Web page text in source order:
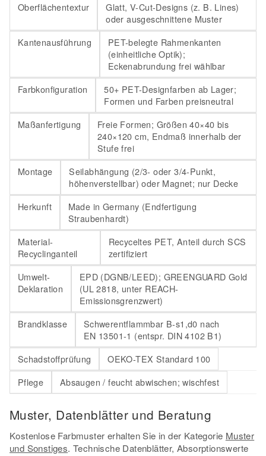
Oberflächentextur
Glatt, V-Cut-Designs (z. B. Lines)
oder ausgeschnittene Muster
Kantenausführung
PET-belegte Rahmenkanten
(einheitliche Optik);
Eckenabrundung frei wählbar
Farbkonfiguration
50+ PET-Designfarben ab Lager;
Formen und Farben preisneutral
Maßanfertigung
Freie Formen; Größen 40×40 bis
240×120 cm, Endmaß innerhalb der
Stufe frei
Montage
Seilabhängung (2/3- oder 3/4-Punkt,
höhenverstellbar) oder Magnet; nur Decke
Herkunft
Made in Germany (Endfertigung
Straubenhardt)
Material-
Recyclinganteil
Recyceltes PET, Anteil durch SCS
zertifiziert
Umwelt-
Deklaration
EPD (DGNB/LEED); GREENGUARD Gold
(UL 2818, unter REACH-
Emissionsgrenzwert)
Brandklasse
Schwerentflammbar B-s1,d0 nach
EN 13501-1 (entspr. DIN 4102 B1)
Schadstoffprüfung
OEKO-TEX Standard 100
Pflege
Absaugen / feucht abwischen; wischfest
Muster, Datenblätter und Beratung
Kostenlose Farbmuster erhalten Sie in der Kategorie Muster
und Sonstiges. Technische Datenblätter, Absorptionswerte